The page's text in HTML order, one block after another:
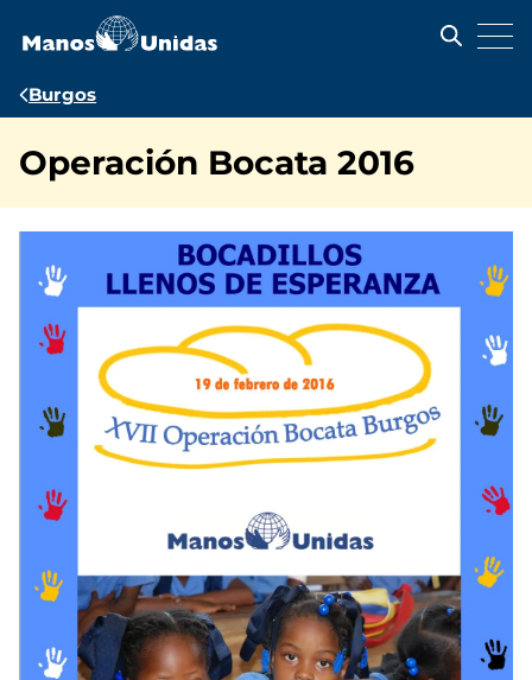
contenido
Ruta
navegación
Burgos
Operación Bocata 2016